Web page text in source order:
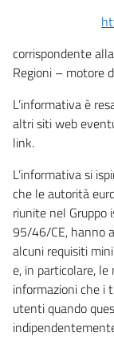
corrispondente
Regioni – motore
L’informativa è
altri siti web
link.
L’informativa si
che le autorità
riunite nel Gruppo
95/46/CE, hanno
alcuni requisiti
e, in particolare,
informazioni che i
utenti quando